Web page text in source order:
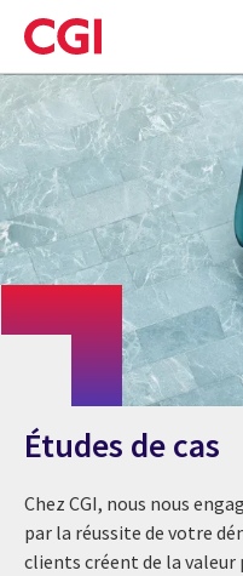
Skip
to
main
content
Études de cas
Chez CGI, nous nous
par la réussite de votre
clients créent de la